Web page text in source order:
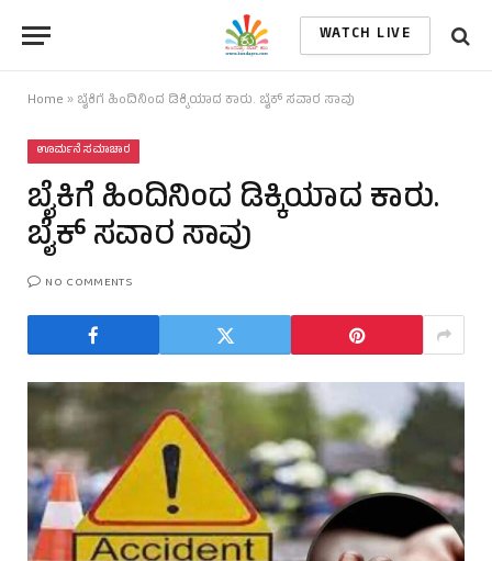
WATCH LIVE
Home » ಬೈಕಿಗೆ ಹಿಂದಿನಿಂದ ಡಿಕ್ಕಿಯಾದ ಕಾರು. ಬೈಕ್‌ ಸವಾರ ಸಾವು
ಊರ್ಮನೆ ಸಮಾಚಾರ
ಬೈಕಿಗೆ ಹಿಂದಿನಿಂದ ಡಿಕ್ಕಿಯಾದ ಕಾರು.
ಬೈಕ್‌ ಸವಾರ ಸಾವು
NO COMMENTS